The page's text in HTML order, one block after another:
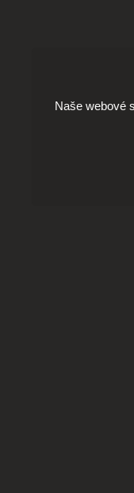
Naše webové